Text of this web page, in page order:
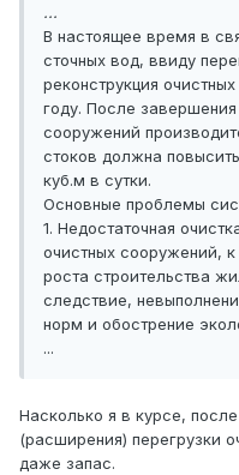
...
В настоящее время в
сточных вод, ввиду
реконструкция
году. После
сооружений
стоков должна
куб.м в сутки.
Основные проблемы
1. Недостаточная
очистных сооружений,
роста строительства
следствие,
норм и обострение
...
Насколько я в курсе,
(расширения) перегрузки
даже запас.